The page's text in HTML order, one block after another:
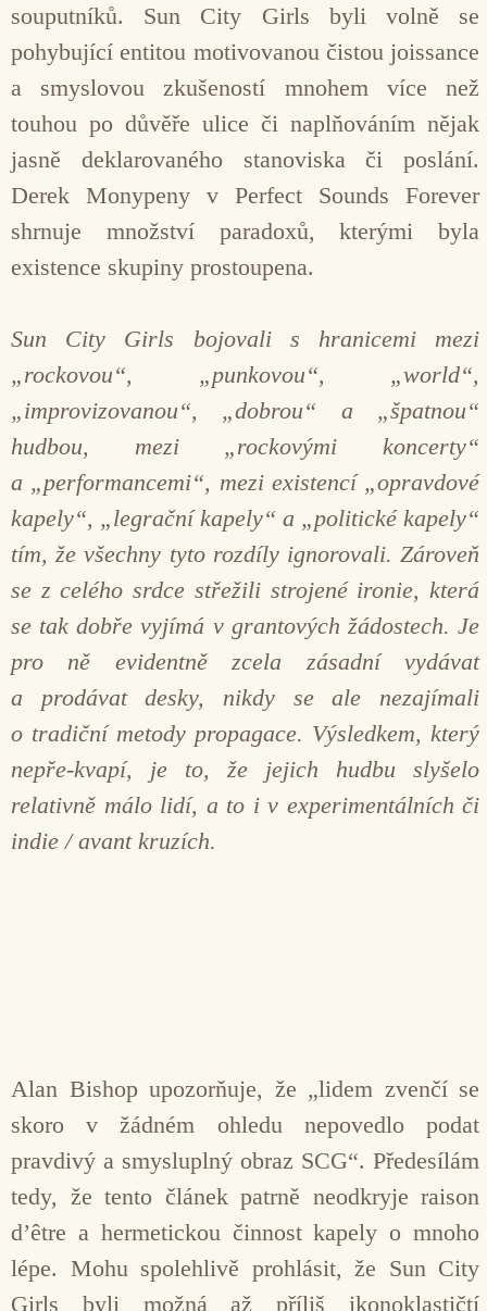
souputníků. Sun City Girls byli volně se
pohybující entitou motivovanou čistou joissance
a smyslovou zkušeností mnohem více než
touhou po důvěře ulice či naplňováním nějak
jasně deklarovaného stanoviska či poslání.
Derek Monypeny v Perfect Sounds Forever
shrnuje množství paradoxů, kterými byla
existence skupiny prostoupena.
Sun City Girls bojovali s hranicemi mezi
„rockovou“, „punkovou“, „world“,
„improvizovanou“, „dobrou“ a „špatnou“
hudbou, mezi „rockovými koncerty“
a „performancemi“, mezi existencí „opravdové
kapely“, „legrační kapely“ a „politické kapely“
tím, že všechny tyto rozdíly ignorovali. Zároveň
se z celého srdce střežili strojené ironie, která
se tak dobře vyjímá v grantových žádostech. Je
pro ně evidentně zcela zásadní vydávat
a prodávat desky, nikdy se ale nezajímali
o tradiční metody propagace. Výsledkem, který
nepře-kvapí, je to, že jejich hudbu slyšelo
relativně málo lidí, a to i v experimentálních či
indie / avant kruzích.
Alan Bishop upozorňuje, že „lidem zvenčí se
skoro v žádném ohledu nepovedlo podat
pravdivý a smysluplný obraz SCG“. Předesílám
tedy, že tento článek patrně neodkryje raison
d’être a hermetickou činnost kapely o mnoho
lépe. Mohu spolehlivě prohlásit, že Sun City
Girls byli možná až příliš ikonoklastičtí